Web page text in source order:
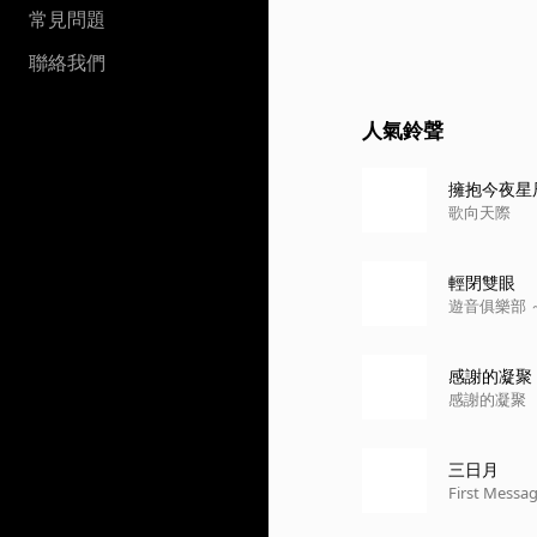
常見問題
聯絡我們
人氣鈴聲
擁抱今夜星
歌向天際
輕閉雙眼
遊音俱樂部
感謝的凝聚
感謝的凝聚
三日月
First